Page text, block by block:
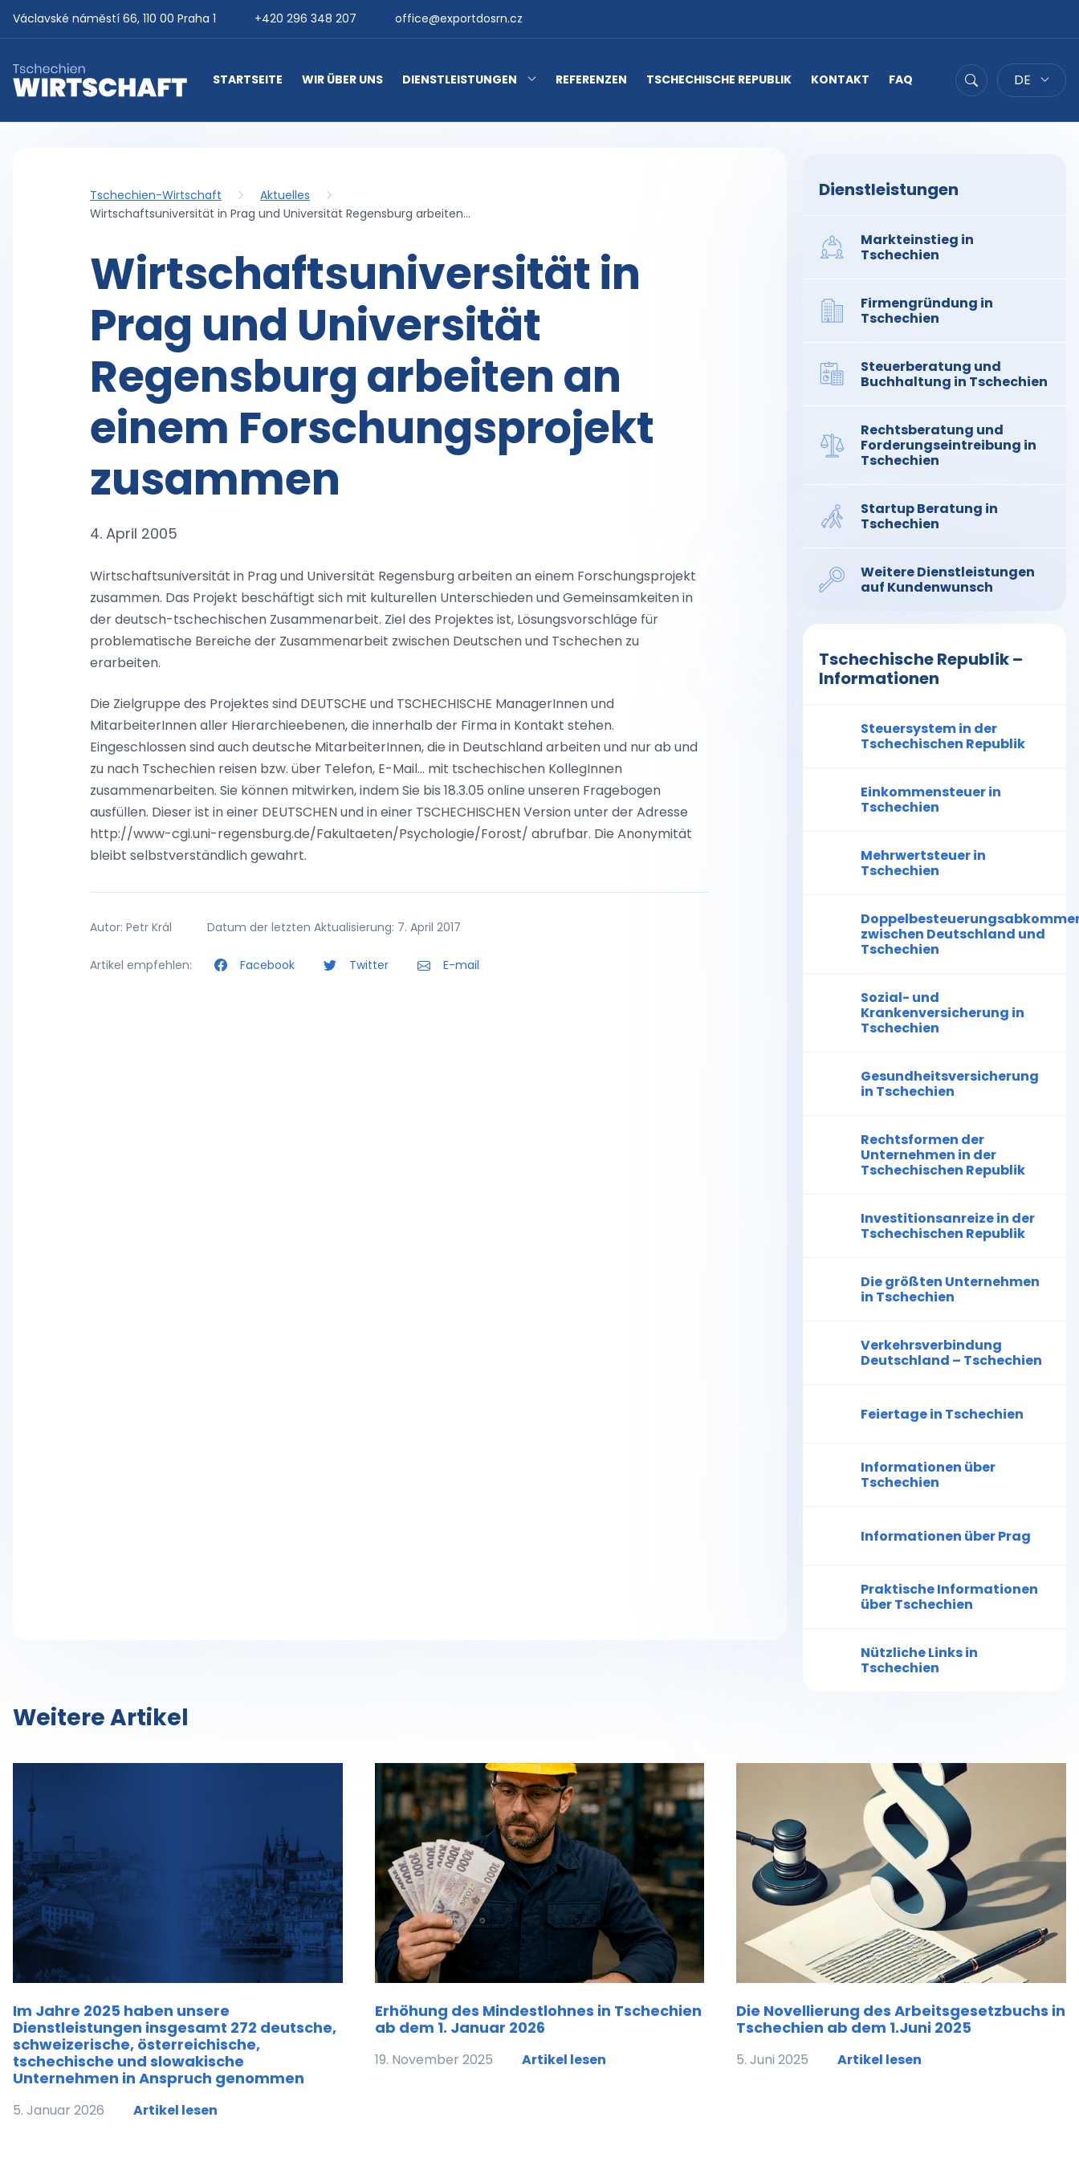
Auf Inhalt übergehen
Václavské náměstí 66, 110 00 Praha 1 +420 296 348 207 office@exportdosrn.cz
STARTSEITE WIR ÜBER UNS DIENSTLEISTUNGEN REFERENZEN TSCHECHISCHE REPUBLIK KONTAKT FAQ
Suche
DE
Tschechien-Wirtschaft
Tschechien-Wirtschaft
Aktuelles
Wirtschaftsuniversität in Prag und Universität Regensburg arbeiten...
Wirtschaftsuniversität in
Prag und Universität
Regensburg arbeiten an
einem Forschungsprojekt
zusammen
4. April 2005
Wirtschaftsuniversität in Prag und Universität Regensburg arbeiten an einem Forschungsprojekt
zusammen. Das Projekt beschäftigt sich mit kulturellen Unterschieden und Gemeinsamkeiten in
der deutsch-tschechischen Zusammenarbeit. Ziel des Projektes ist, Lösungsvorschläge für
problematische Bereiche der Zusammenarbeit zwischen Deutschen und Tschechen zu
erarbeiten.
Die Zielgruppe des Projektes sind DEUTSCHE und TSCHECHISCHE ManagerInnen und
MitarbeiterInnen aller Hierarchieebenen, die innerhalb der Firma in Kontakt stehen.
Eingeschlossen sind auch deutsche MitarbeiterInnen, die in Deutschland arbeiten und nur ab und
zu nach Tschechien reisen bzw. über Telefon, E-Mail… mit tschechischen KollegInnen
zusammenarbeiten. Sie können mitwirken, indem Sie bis 18.3.05 online unseren Fragebogen
ausfüllen. Dieser ist in einer DEUTSCHEN und in einer TSCHECHISCHEN Version unter der Adresse
http://www-cgi.uni-regensburg.de/Fakultaeten/Psychologie/Forost/ abrufbar. Die Anonymität
bleibt selbstverständlich gewahrt.
Autor: Petr Král Datum der letzten Aktualisierung: 7. April 2017
Artikel empfehlen: Facebook Twitter E-mail
Dienstleistungen
Markteinstieg in
Tschechien
Firmengründung in
Tschechien
Steuerberatung und
Buchhaltung in Tschechien
Rechtsberatung und
Forderungseintreibung in
Tschechien
Startup Beratung in
Tschechien
Weitere Dienstleistungen
auf Kundenwunsch
Tschechische Republik –
Informationen
Steuersystem in der
Tschechischen Republik
Einkommensteuer in
Tschechien
Mehrwertsteuer in
Tschechien
zwischen Deutschland und
Tschechien
Sozial- und
Krankenversicherung in
Tschechien
Gesundheitsversicherung
in Tschechien
Rechtsformen der
Unternehmen in der
Tschechischen Republik
Investitionsanreize in der
Tschechischen Republik
Die größten Unternehmen
in Tschechien
Verkehrsverbindung
Deutschland – Tschechien
Feiertage in Tschechien
Informationen über
Tschechien
Informationen über Prag
Praktische Informationen
über Tschechien
Nützliche Links in
Tschechien
Weitere Artikel
Im Jahre 2025 haben unsere
Dienstleistungen insgesamt 272 deutsche,
schweizerische, österreichische,
tschechische und slowakische
Unternehmen in Anspruch genommen
5. Januar 2026 Artikel lesen
Erhöhung des Mindestlohnes in Tschechien
ab dem 1. Januar 2026
19. November 2025 Artikel lesen
Die Novellierung des Arbeitsgesetzbuchs in
Tschechien ab dem 1.Juni 2025
5. Juni 2025 Artikel lesen